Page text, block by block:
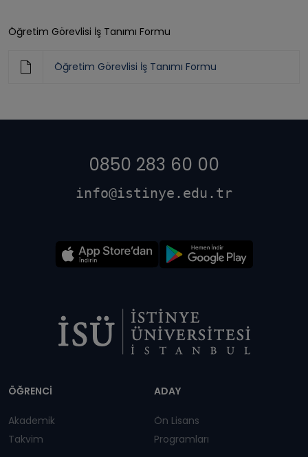
Öğretim Görevlisi İş Tanımı Formu
Öğretim Görevlisi İş Tanımı Formu
0850 283 60 00
info@istinye.edu.tr
ÖĞRENCİ
Akademik
Takvim
ADAY
Ön Lisans
Programları